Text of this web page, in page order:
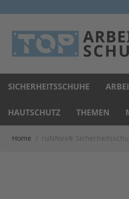
SICHERHEITSSCHUHE
HAUTSCHUTZ THEMEN
Home / ruNNex®